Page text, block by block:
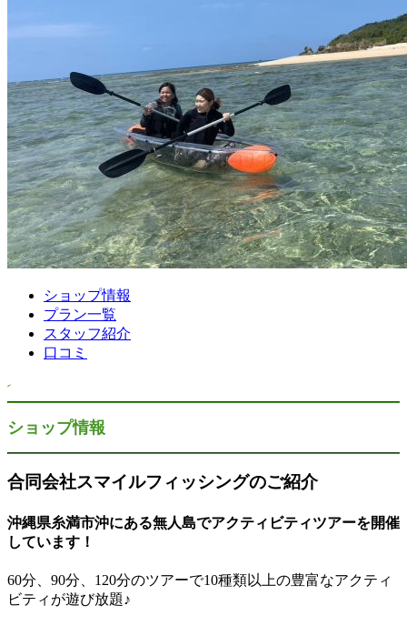
ショップ情報
プラン一覧
スタッフ紹介
口コミ
ショップ情報
合同会社スマイルフィッシングのご紹介
沖縄県糸満市沖にある無人島でアクティビティツアーを開催
しています！
60分、90分、120分のツアーで10種類以上の豊富なアクティ
ビティが遊び放題♪